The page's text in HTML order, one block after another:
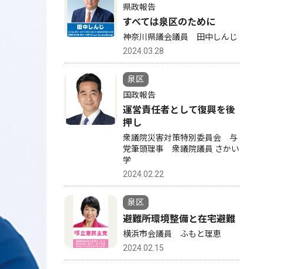
県政報告
すべては泉区のために
神奈川県議会議員 田中しんじ
2024.03.28
泉区
国政報告
運営責任者として復興を後
押し
衆議院災害対策特別委員会 与
党筆頭理事 衆議院議員 さかい
学
2024.02.22
泉区
避難所環境整備と在宅避難
横浜市会議員 ふもと理恵
2024.02.15